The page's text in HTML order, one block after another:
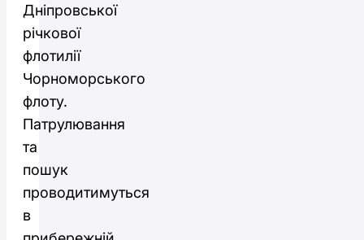
Дніпровської
річкової
флотилії
Чорноморського
флоту.
Патрулювання
та
пошук
проводитимуться
в